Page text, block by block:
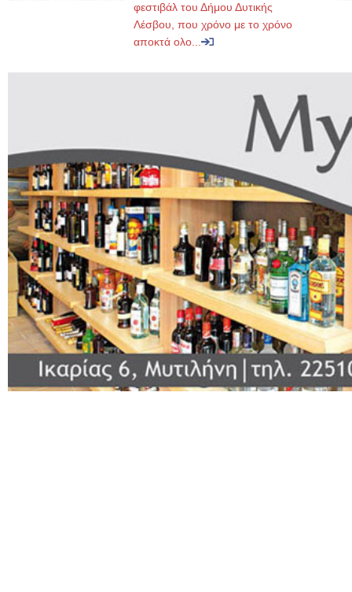
φεστιβάλ του Δήμου Δυτικής
Λέσβου, που χρόνο με το χρόνο
αποκτά ολο...